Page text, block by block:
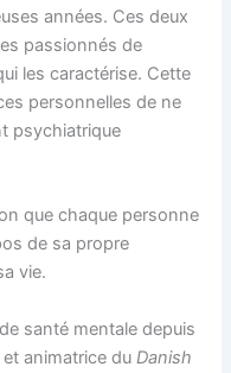
années. Ces deux
passionnés de
les caractérise. Cette
personnelles de ne
psychiatrique
que chaque personne
de sa propre
vie.
santé mentale depuis
animatrice du Danish